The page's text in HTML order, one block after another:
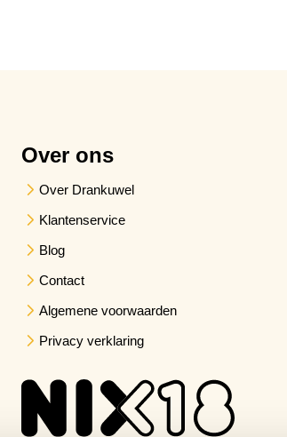
Over ons
Over Drankuwel
Klantenservice
Blog
Contact
Algemene voorwaarden
Privacy verklaring